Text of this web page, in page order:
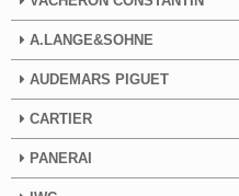
A.LANGE&SOHNE
AUDEMARS PIGUET
CARTIER
PANERAI